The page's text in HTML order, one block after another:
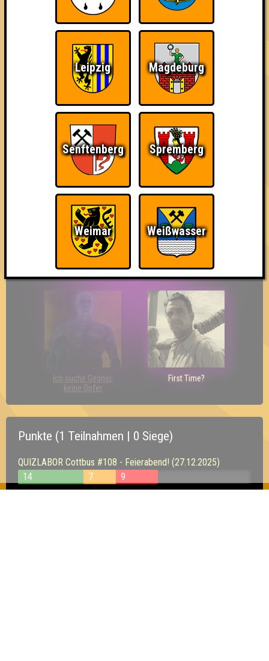
Teil der Oberschicht
So kurz vorm Sieg! Wir sind ERSTER?! Streber
Eindeutiger Sieg Duelist Bin ich schon drin?
Ich suche Gegner,
keine Opfer
First Time?
Punkte (1 Teilnahmen | 0 Siege)
QUIZLABOR Cottbus #108 - Feierabend! (27.12.2025)
14
7 9
Leipzig Magdeburg
Senftenberg Spremberg
Weimar Weißwasser